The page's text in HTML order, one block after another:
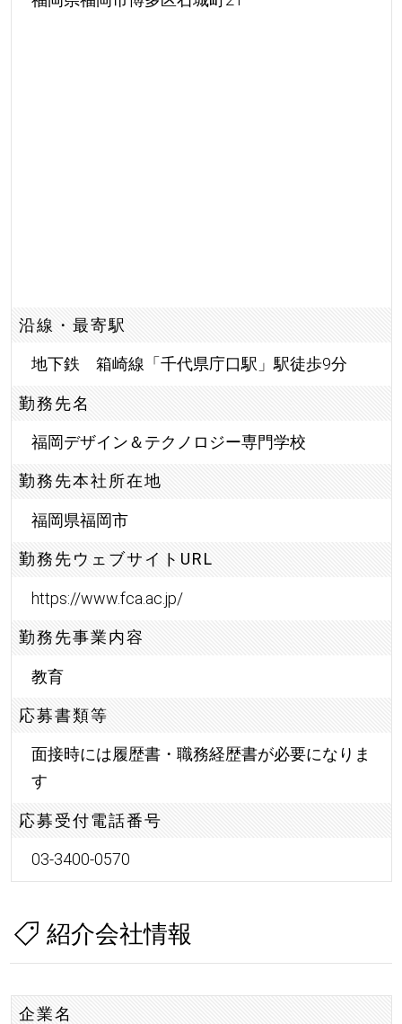
沿線・最寄駅
地下鉄 箱崎線「千代県庁口駅」駅徒歩9分
勤務先名
福岡デザイン＆テクノロジー専門学校
勤務先本社所在地
福岡県福岡市
勤務先ウェブサイトURL
https://www.fca.ac.jp/
勤務先事業内容
教育
応募書類等
面接時には履歴書・職務経歴書が必要になりま
す
応募受付電話番号
03-3400-0570
紹介会社情報
企業名